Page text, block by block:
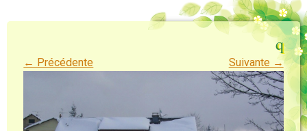
q
← Précédente Suivante →